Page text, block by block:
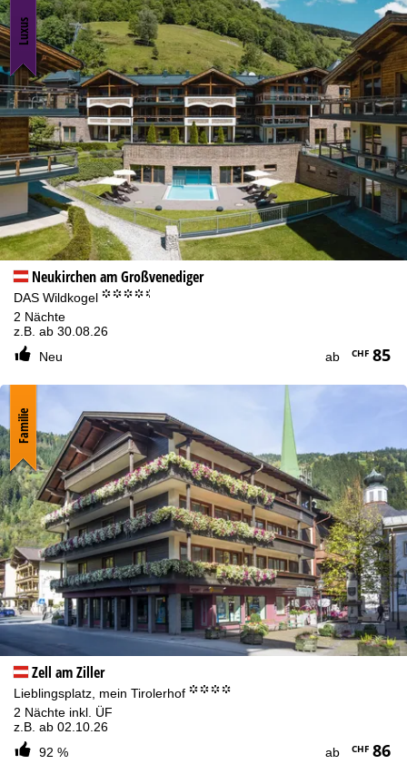
Neukirchen am Großvenediger
DAS Wildkogel °°°°.
2 Nächte
z.B. ab 30.08.26
Neu
ab CHF85
Luxus
Zell am Ziller
Lieblingsplatz, mein Tirolerhof °°°°
2 Nächte inkl. ÜF
z.B. ab 02.10.26
92 %
ab CHF86
Familie